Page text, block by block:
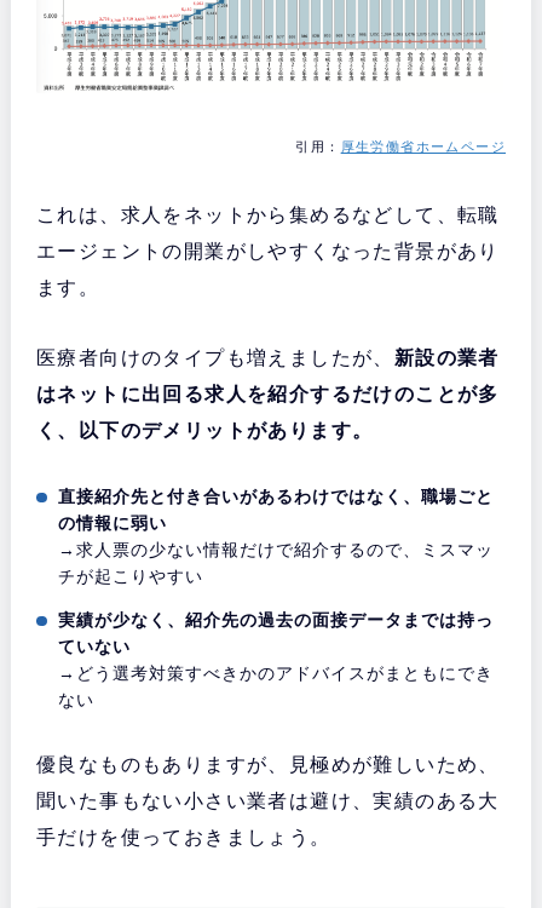
引用： 厚生労働省ホームページ
これは、求人をネットから集めるなどして、転職
エージェントの開業がしやすくなった背景があり
ます。
医療者向けのタイプも増えましたが、 新設の業者
はネットに出回る求人を紹介するだけのことが多
く、以下のデメリットがあります。
直接紹介先と付き合いがあるわけではなく、職場ごと
の情報に弱い
→求人票の少ない情報だけで紹介するので、ミスマッ
チが起こりやすい
実績が少なく、紹介先の過去の面接データまでは持っ
ていない
→どう選考対策すべきかのアドバイスがまともにでき
ない
優良なものもありますが、見極めが難しいため、
聞いた事もない小さい業者は避け、実績のある大
手だけを使っておきましょう。